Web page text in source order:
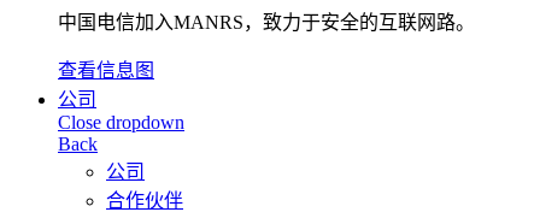
中国电信加入MANRS，致力于安全的互联网路。
查看信息图
公司
Close dropdown
Back
公司
合作伙伴